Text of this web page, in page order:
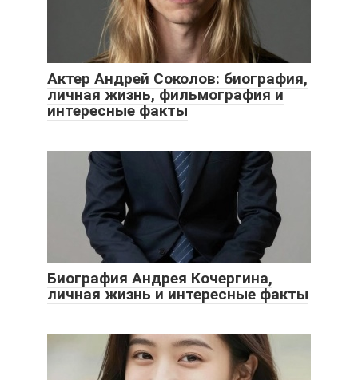
Актер Андрей Соколов: биография,
личная жизнь, фильмография и
интересные факты
Биография Андрея Кочергина,
личная жизнь и интересные факты